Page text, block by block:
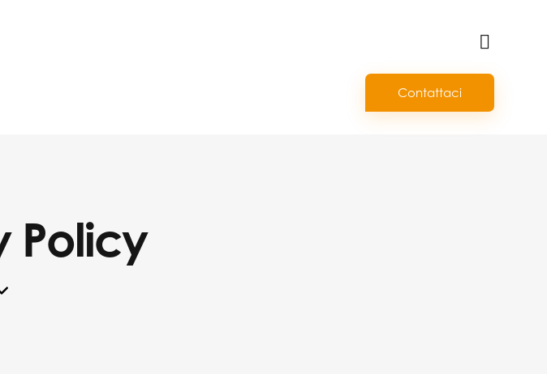
Contattaci
Policy